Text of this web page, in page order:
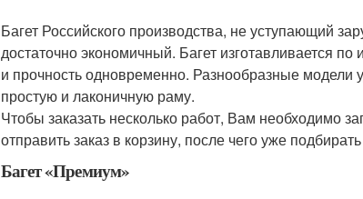
Багет Российского производства, не уступающий
достаточно экономичный. Багет изготавливается
и прочность одновременно. Разнообразные модели
простую и лаконичную раму.
Чтобы заказать несколько работ, Вам необходимо
отправить заказ в корзину, после чего уже
Багет «Премиум»